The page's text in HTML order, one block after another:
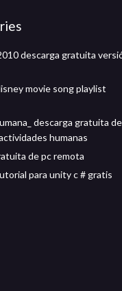
descarga gratuita
movie song playlist
descarga gratuita de
humanas
de pc remota
para unity c # gratis